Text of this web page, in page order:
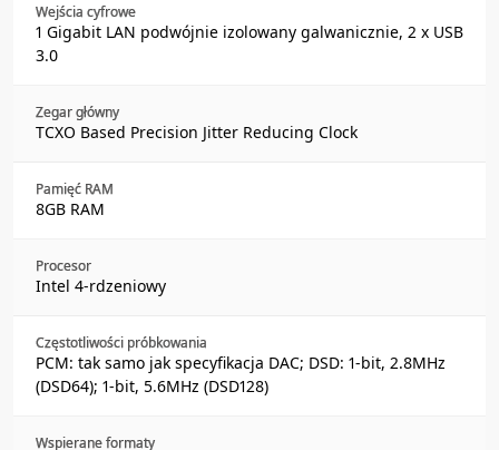
Wejścia cyfrowe
1 Gigabit LAN podwójnie izolowany galwanicznie, 2 x USB
3.0
Zegar główny
TCXO Based Precision Jitter Reducing Clock
Pamięć RAM
8GB RAM
Procesor
Intel 4-rdzeniowy
Częstotliwości próbkowania
PCM: tak samo jak specyfikacja DAC; DSD: 1-bit, 2.8MHz
(DSD64); 1-bit, 5.6MHz (DSD128)
Wspierane formaty